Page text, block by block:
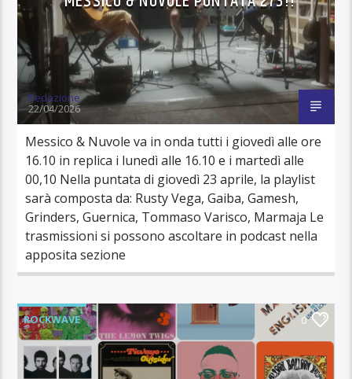
Redazione
22/04/2026
Messico & Nuvole va in onda tutti i giovedì alle ore
16.10 in replica i lunedì alle 16.10 e i martedì alle
00,10 Nella puntata di giovedì 23 aprile, la playlist
sarà composta da: Rusty Vega, Gaiba, Gamesh,
Grinders, Guernica, Tommaso Varisco, Marmaja Le
trasmissioni si possono ascoltare in podcast nella
apposita sezione
ROCKWAVE 0